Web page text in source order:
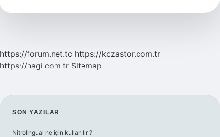
Var
https://forum.net.tc https://kozastor.com.tr
https://hagi.com.tr Sitemap
SIDEBAR
SON YAZILAR
Nitrolingual ne için kullanılır ?